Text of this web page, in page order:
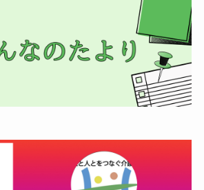
さいど
ックナンバー